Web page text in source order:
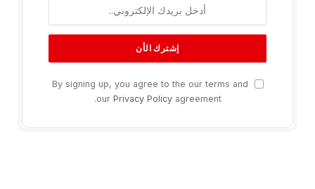
By signing up, you agree to the our terms and
our Privacy Policyagreement.